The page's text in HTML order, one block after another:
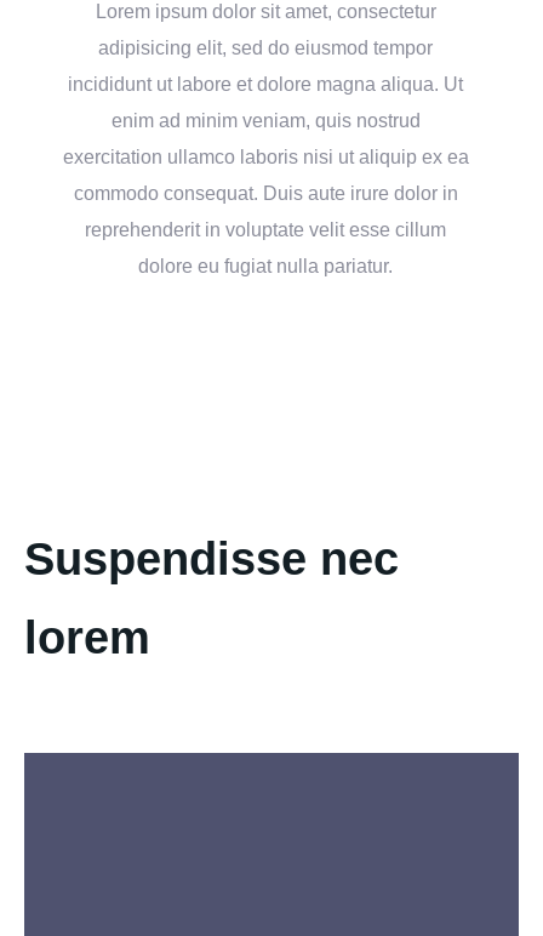
Lorem ipsum dolor sit amet, consectetur
adipisicing elit, sed do eiusmod tempor
incididunt ut labore et dolore magna aliqua. Ut
enim ad minim veniam, quis nostrud
exercitation ullamco laboris nisi ut aliquip ex ea
commodo consequat. Duis aute irure dolor in
reprehenderit in voluptate velit esse cillum
dolore eu fugiat nulla pariatur.
Suspendisse nec
lorem